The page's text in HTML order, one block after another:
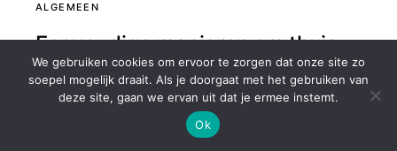
ALGEMEEN
Eenvoudige manieren om thuis
energie te besparen en
verduurzamen
We gebruiken cookies om ervoor te zorgen dat onze site zo
soepel mogelijk draait. Als je doorgaat met het gebruiken van
deze site, gaan we ervan uit dat je ermee instemt.
Ok